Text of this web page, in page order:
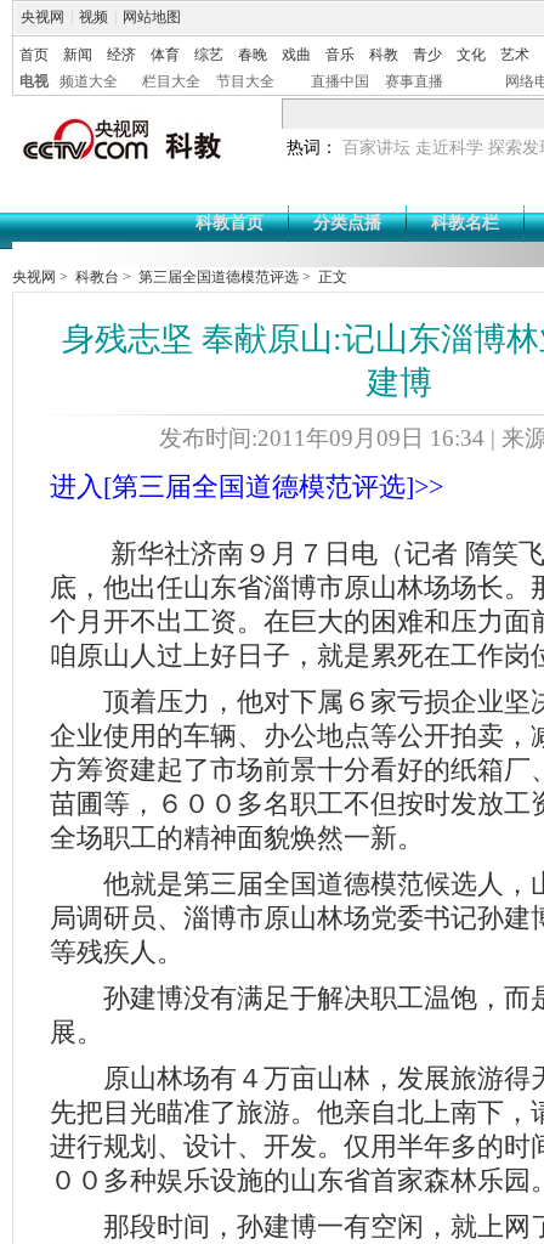
央视网 视频 网站地图
首页 新闻 经济 体育 综艺 春晚 戏曲 音乐 科教 青少 文化
艺术
电视
频道大全 栏目大全 节目大全 直播中国 赛事直播 网络
热词： 百家讲坛 走近科学 探索发
科教首页 分类点播 科教名栏
央视网 > 科教台 > 第三届全国道德模范评选 > 正文
身残志坚 奉献原山:记山东淄博
建博
发布时间:2011年09月09日 16:34 | 来
进入[第三届全国道德模范评选]>>
新华社济南９月７日电（记者 隋笑飞
底，他出任山东省淄博市原山林场场长。
个月开不出工资。在巨大的困难和压力面
咱原山人过上好日子，就是累死在工作岗
顶着压力，他对下属６家亏损企业坚
企业使用的车辆、办公地点等公开拍卖，
方筹资建起了市场前景十分看好的纸箱厂
苗圃等，６００多名职工不但按时发放工
全场职工的精神面貌焕然一新。
他就是第三届全国道德模范候选人，
局调研员、淄博市原山林场党委书记孙建
等残疾人。
孙建博没有满足于解决职工温饱，而
展。
原山林场有４万亩山林，发展旅游得
先把目光瞄准了旅游。他亲自北上南下，
进行规划、设计、开发。仅用半年多的时
００多种娱乐设施的山东省首家森林乐园
那段时间，孙建博一有空闲，就上网